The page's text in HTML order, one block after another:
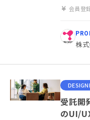
会員登
株
受託開
のUI/